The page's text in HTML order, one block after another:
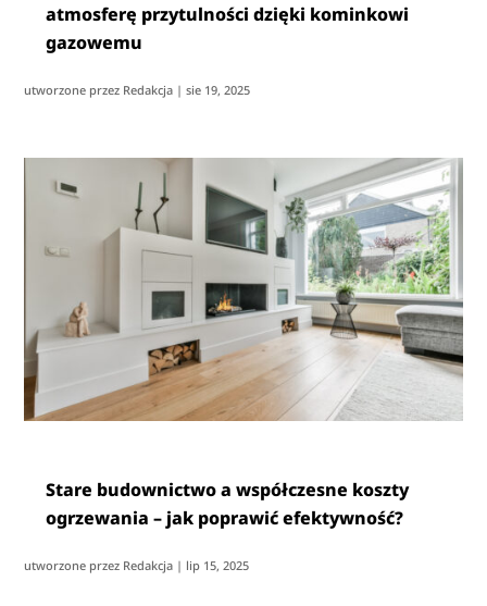
atmosferę przytulności dzięki kominkowi
gazowemu
utworzone przez Redakcja |sie 19, 2025
Stare budownictwo a współczesne koszty
ogrzewania – jak poprawić efektywność?
utworzone przez Redakcja | lip 15, 2025